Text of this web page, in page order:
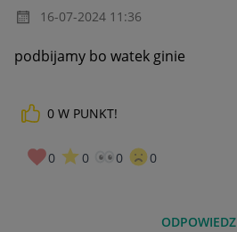
‎16-07-2024 11:36
podbijamy bo watek ginie
0 W PUNKT!
0 0 0 0
ODPOWIEDZ